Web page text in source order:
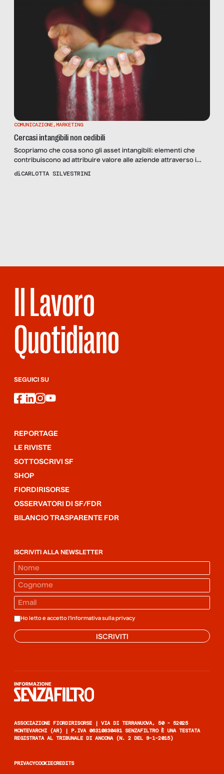
COMUNICAZIONE,MARKETING
Cercasi intangibili non cedibili
Scopriamo che cosa sono gli asset intangibili: elementi che
contribuiscono ad attribuire valore alle aziende attraverso i
loro prodotti e le loro politiche.
diCARLOTTA SILVESTRINI
Il Lavoro
Quotidiano
SEGUICI SU
facebook
linkedin
instagram
youtube
REPORTAGE
LE RIVISTE
SOTTOSCRIVI SF
SHOP
FIORDIRISORSE
OSSERVATORI DI SF/FDR
BILANCIO TRASPARENTE FDR
ISCRIVITI ALLA NEWSLETTER
Ho letto e accetto l'informativa sulla privacy
ISCRIVITI
ASSOCIAZIONE FIORDIRISORSE | VIA DI TERRANUOVA, 50 - 52025
MONTEVARCHI (AR) | P.IVA 06310830481 SENZAFILTRO È UNA TESTATA
REGISTRATA AL TRIBUNALE DI ANCONA (N. 2 DEL 9-1-2015)
PRIVACYCOOKIECREDITS